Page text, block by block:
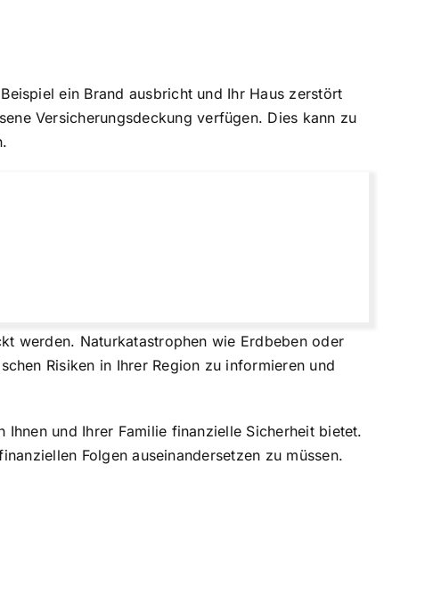
ein Brand ausbricht und Ihr Haus zerstört
Versicherungsdeckung verfügen. Dies kann zu
werden. Naturkatastrophen wie Erdbebenoder
Risiken in Ihrer Region zu informieren und
und Ihrer Familie finanzielle Sicherheit bietet.
Folgen auseinandersetzen zu müssen.